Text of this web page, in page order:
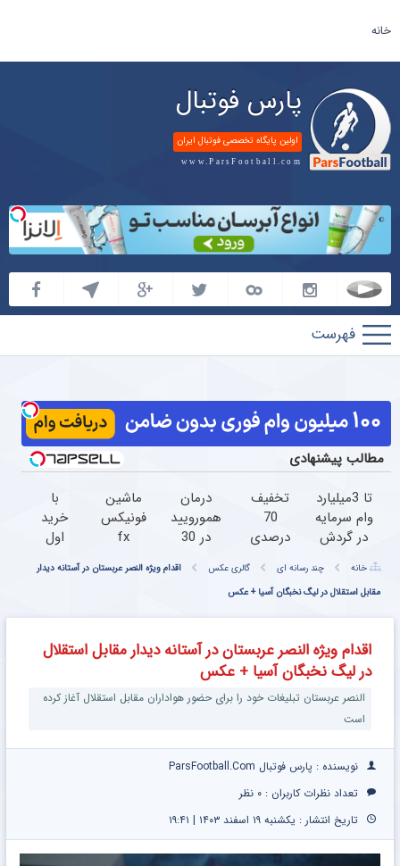
خانه
پارس فوتبال
اولین پایگاه تخصصی فوتبال ایران
www.ParsFootball.com
پارس
فوتبال
مطالب پیشنهادی
تا 3میلیارد
وام سرمایه
در گردش
=>
فروشگاهت
رو ثبت
تخفیف
70
درصدی
محصولات
مونو چرم
درمان
همورویید
در 30
بدون
ماشین
فونیکس
fx
اینجا به
بفروش
با
خرید
اول
گرمی
سوت
هدیه
خانه چند رسانه ای گالری عکس
اقدام ویژه النصر عربستان در آستانه دیدار
مقابل استقلال در لیگ نخبگان آسیا + عکس
اقدام ویژه النصر عربستان در آستانه دیدار مقابل استقلال
در لیگ نخبگان آسیا + عکس
النصر عربستان تبلیغات خود را برای حضور هواداران مقابل استقلال آغاز کرده
است
نویسنده : پارس فوتبال ParsFootball.Com
تعداد نظرات کاربران : ۰ نظر
تاریخ انتشار : یکشنبه ۱۹ اسفند ۱۴۰۳ | ۱۹:۴۱